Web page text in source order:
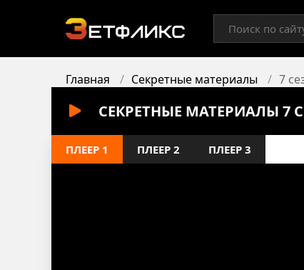
Главная Секретные материалы 7
СЕКРЕТНЫЕ МАТЕРИАЛЫ 7
ПЛЕЕР 1 ПЛЕЕР 2 ПЛЕЕР 3